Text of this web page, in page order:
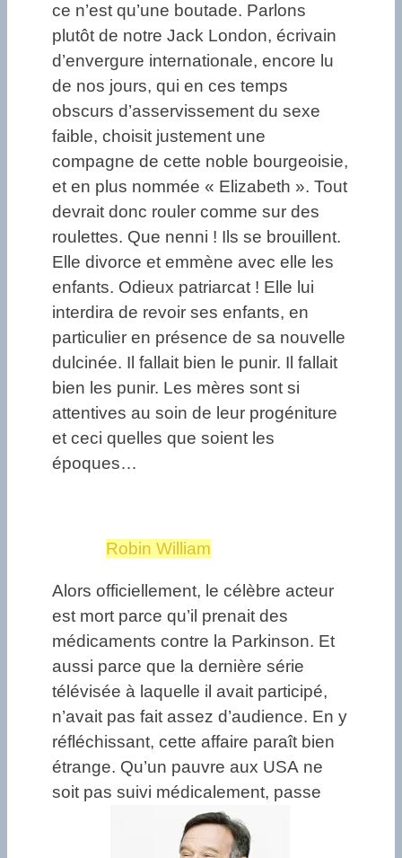
ce n’est qu’une boutade. Parlons
plutôt de notre Jack London, écrivain
d’envergure internationale, encore lu
de nos jours, qui en ces temps
obscurs d’asservissement du sexe
faible, choisit justement une
compagne de cette noble bourgeoisie,
et en plus nommée « Elizabeth ». Tout
devrait donc rouler comme sur des
roulettes. Que nenni ! Ils se brouillent.
Elle divorce et emmène avec elle les
enfants. Odieux patriarcat ! Elle lui
interdira de revoir ses enfants, en
particulier en présence de sa nouvelle
dulcinée. Il fallait bien le punir. Il fallait
bien les punir. Les mères sont si
attentives au soin de leur progéniture
et ceci quelles que soient les
époques…
Robin William
Alors officiellement, le célèbre acteur
est mort parce qu’il prenait des
médicaments contre la Parkinson. Et
aussi parce que la dernière série
télévisée à laquelle il avait participé,
n’avait pas fait assez d’audience. En y
réfléchissant, cette affaire paraît bien
étrange. Qu’un pauvre aux USA ne
soit pas suivi médicalement, passe